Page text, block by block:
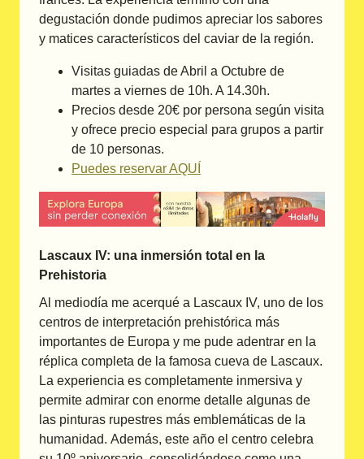
degustación donde pudimos apreciar los sabores
y matices característicos del caviar de la región.
Visitas guiadas de Abril a Octubre de
martes a viernes de 10h. A 14.30h.
Precios desde 20€ por persona según visita
y ofrece precio especial para grupos a partir
de 10 personas.
Puedes reservar AQUÍ
Lascaux IV: una inmersión total en la
Prehistoria
Al mediodía me acerqué a Lascaux IV, uno de los
centros de interpretación prehistórica más
importantes de Europa y me pude adentrar en la
réplica completa de la famosa cueva de Lascaux.
La experiencia es completamente inmersiva y
permite admirar con enorme detalle algunas de
las pinturas rupestres más emblemáticas de la
humanidad. Además, este año el centro celebra